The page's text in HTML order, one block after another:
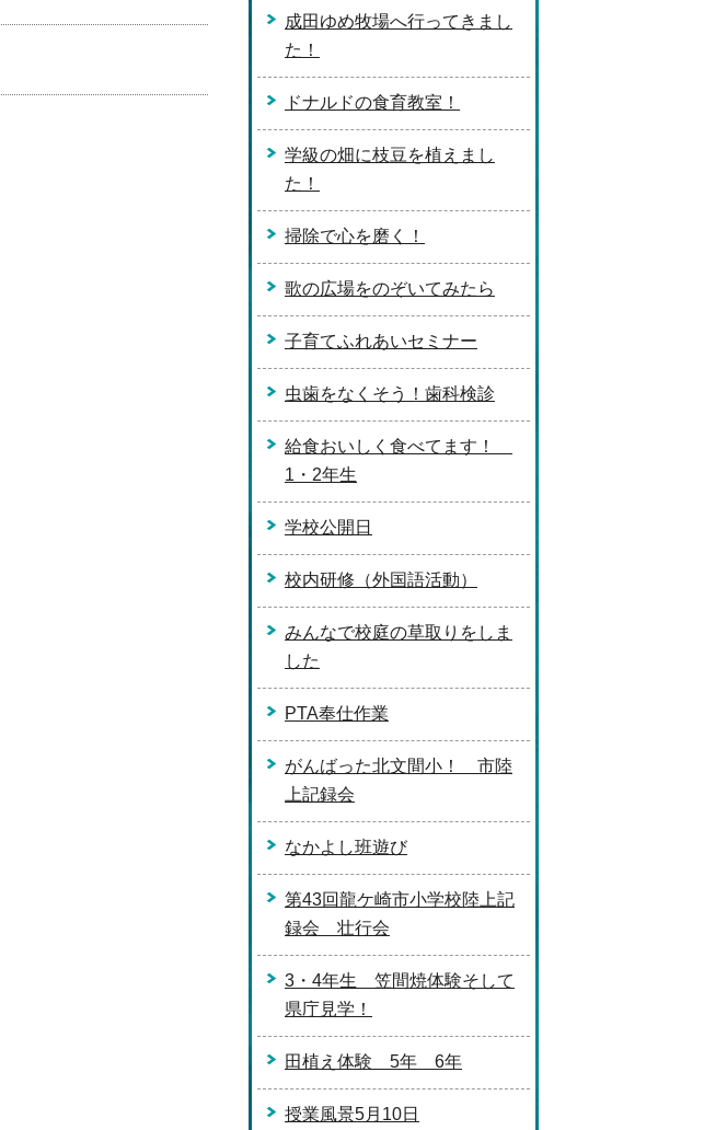
成田ゆめ牧場へ行ってきまし
た！
ドナルドの食育教室！
学級の畑に枝豆を植えまし
た！
掃除で心を磨く！
歌の広場をのぞいてみたら
子育てふれあいセミナー
虫歯をなくそう！歯科検診
給食おいしく食べてます！
1・2年生
学校公開日
校内研修（外国語活動）
みんなで校庭の草取りをしま
した
PTA奉仕作業
がんばった北文間小！ 市陸
上記録会
なかよし班遊び
第43回龍ケ崎市小学校陸上記
録会 壮行会
3・4年生 笠間焼体験そして
県庁見学！
田植え体験 5年 6年
授業風景5月10日